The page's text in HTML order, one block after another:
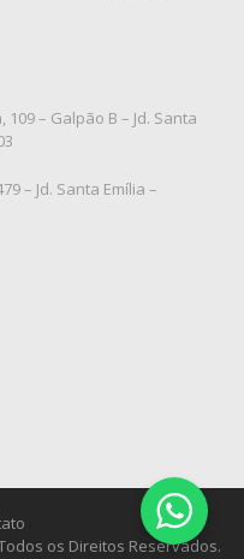
– Galpão B – Jd. Santa
– Jd. Santa Emília –
os Direitos Reservados.